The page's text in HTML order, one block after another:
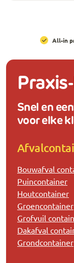
All-in
Snel en
voor elke
Bouwafval
Puincontainer
Houtcontainer
Groencontainer
Grofvuil
Dakafval
Grondcontainer